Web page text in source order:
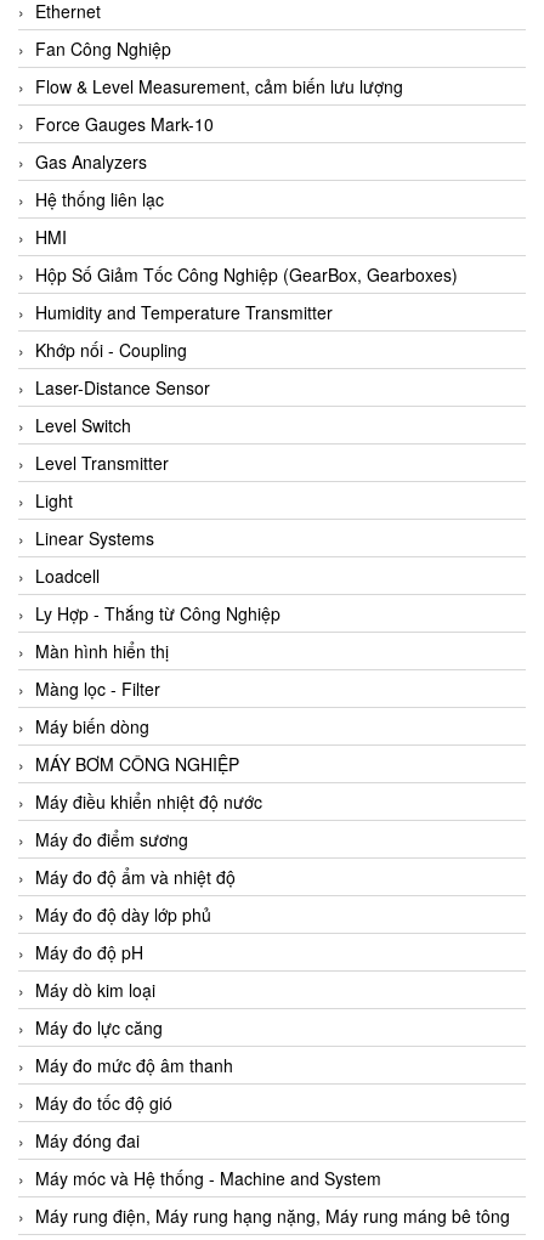
Ethernet
Fan Công Nghiệp
Flow & Level Measurement, cảm biến lưu lượng
Force Gauges Mark-10
Gas Analyzers
Hệ thống liên lạc
HMI
Hộp Số Giảm Tốc Công Nghiệp (GearBox, Gearboxes)
Humidity and Temperature Transmitter
Khớp nối - Coupling
Laser-Distance Sensor
Level Switch
Level Transmitter
Light
Linear Systems
Loadcell
Ly Hợp - Thắng từ Công Nghiệp
Màn hình hiển thị
Màng lọc - Filter
Máy biến dòng
MÁY BƠM CÔNG NGHIỆP
Máy điều khiển nhiệt độ nước
Máy đo điểm sương
Máy đo độ ẩm và nhiệt độ
Máy đo độ dày lớp phủ
Máy đo độ pH
Máy dò kim loại
Máy đo lực căng
Máy đo mức độ âm thanh
Máy đo tốc độ gió
Máy đóng đai
Máy móc và Hệ thống - Machine and System
Máy rung điện, Máy rung hạng nặng, Máy rung máng bê tông